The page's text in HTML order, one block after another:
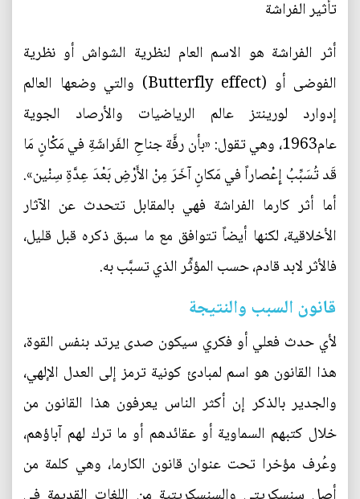
تأثير الفراشة
أثر الفراشة هو الاسم العام لنظرية الشواش أو نظرية
الفوضى أو (Butterfly effect) والتي وضعها العالم
إدوارد لورينتز عالم الرياضيات والأرصاد الجوية
عام1963، وهي تقول: «بأن رفَّة جناحِ الفَراشَةِ في مَكْانٍ مَا
قَد تُسَبِّبُ إِعْصاراً في مَكانٍ آخَرَ مِنْ الأَرْضِ بَعْدَ عِدَّةِ سِنْين».
أما أثر كارما الفراشة فهي بالمقابل تتحدث عن الآثار
الأخلاقية، لكنها أيضاً تتوافق مع ما سبق ذكره قبل قليل،
فالأثر لابد قادم، حسب المؤثِّر الذي تسبَّب به.
قانون السبب والنتيجة
لأي حدث فعلي أو فكري سيكون صدى يرتد بنفس القوة،
هذا القانون هو اسم لمبادئ كونية ترمز إلى العدل الإلهي،
والجدير بالذكر إن أكثر الناس يعرفون هذا القانون من
خلال كتبهم السماوية أو عقائدهم أو ما ترك لهم آباؤهم،
وعُرف مؤخرا تحت عنوان قانون الكارما، وهي كلمة من